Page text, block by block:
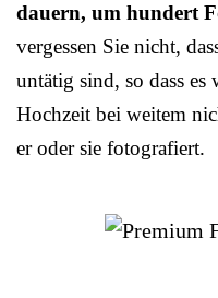
dauern, um hundert
vergessen Sie nicht,
untätig sind, so dass es
Hochzeit bei weitem
er oder sie fotografiert.